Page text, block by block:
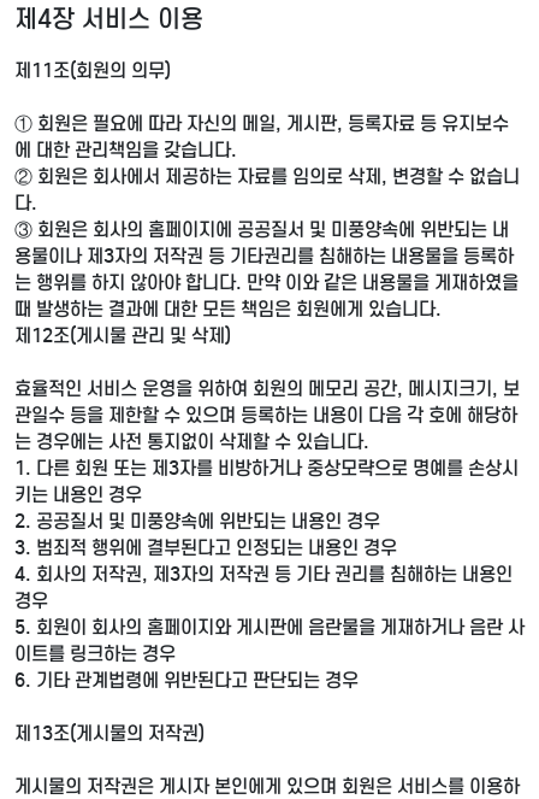
제4장 서비스 이용
제11조(회원의 의무)
① 회원은 필요에 따라 자신의 메일, 게시판, 등록자료 등 유지보수
에 대한 관리책임을 갖습니다.
② 회원은 회사에서 제공하는 자료를 임의로 삭제, 변경할 수 없습니
다.
③ 회원은 회사의 홈페이지에 공공질서 및 미풍양속에 위반되는 내
용물이나 제3자의 저작권 등 기타권리를 침해하는 내용물을 등록하
는 행위를 하지 않아야 합니다. 만약 이와 같은 내용물을 게재하였을
때 발생하는 결과에 대한 모든 책임은 회원에게 있습니다.
제12조(게시물 관리 및 삭제)
효율적인 서비스 운영을 위하여 회원의 메모리 공간, 메시지크기, 보
관일수 등을 제한할 수 있으며 등록하는 내용이 다음 각 호에 해당하
는 경우에는 사전 통지없이 삭제할 수 있습니다.
1. 다른 회원 또는 제3자를 비방하거나 중상모략으로 명예를 손상시
키는 내용인 경우
2. 공공질서 및 미풍양속에 위반되는 내용인 경우
3. 범죄적 행위에 결부된다고 인정되는 내용인 경우
4. 회사의 저작권, 제3자의 저작권 등 기타 권리를 침해하는 내용인
경우
5. 회원이 회사의 홈페이지와 게시판에 음란물을 게재하거나 음란 사
이트를 링크하는 경우
6. 기타 관계법령에 위반된다고 판단되는 경우
제13조(게시물의 저작권)
게시물의 저작권은 게시자 본인에게 있으며 회원은 서비스를 이용하